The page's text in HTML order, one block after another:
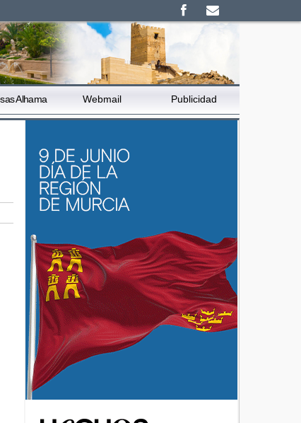
Alhama Webmail Publicidad